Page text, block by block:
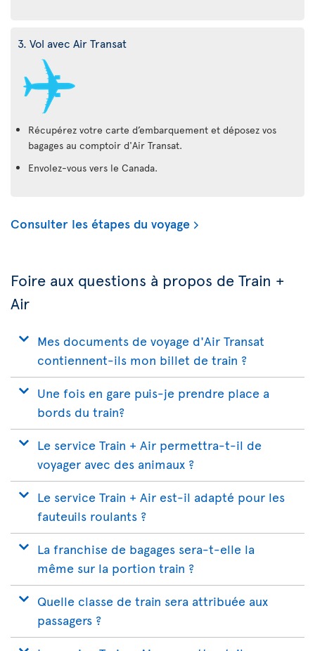
3. Vol avec Air Transat
Récupérez votre carte d’embarquement et déposez vos
bagages au comptoir d'Air Transat.
Envolez-vous vers le Canada.
Consulter les étapes du voyage
Foire aux questions à propos de Train +
Air
Mes documents de voyage d'Air Transat
contiennent-ils mon billet de train ?
Une fois en gare puis-je prendre place a
bords du train?
Le service Train + Air permettra-t-il de
voyager avec des animaux ?
Le service Train + Air est-il adapté pour les
fauteuils roulants ?
La franchise de bagages sera-t-elle la
même sur la portion train ?
Quelle classe de train sera attribuée aux
passagers ?